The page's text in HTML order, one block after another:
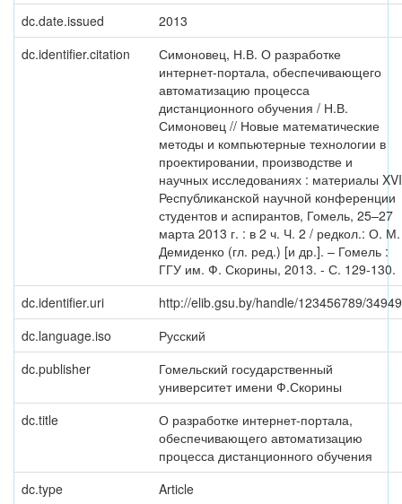
dc.date.issued
2013
dc.identifier.citation
Симоновец, Н.В. О разработке
интернет-портала, обеспечивающего
автоматизацию процесса
дистанционного обучения / Н.В.
Симоновец // Новые математические
методы и компьютерные технологии в
проектировании, производстве и
научных исследованиях : материалы XVI
Республиканской научной конференции
студентов и аспирантов, Гомель, 25–27
марта 2013 г. : в 2 ч. Ч. 2 / редкол.: О. М.
Демиденко (гл. ред.) [и др.]. – Гомель :
ГГУ им. Ф. Скорины, 2013. - С. 129-130.
dc.identifier.uri
http://elib.gsu.by/handle/123456789/34949
dc.language.iso
Русский
dc.publisher
Гомельский государственный
университет имени Ф.Скорины
dc.title
О разработке интернет-портала,
обеспечивающего автоматизацию
процесса дистанционного обучения
dc.type
Article